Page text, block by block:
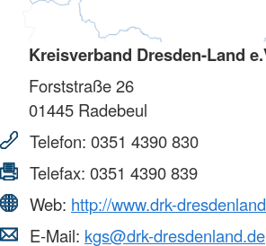
Kreisverband Dresden-Land
Forststraße 26
01445 Radebeul
Telefon: 0351 4390 830
Telefax: 0351 4390 839
Web: http://www.drk-
E-Mail: kgs@drk-dresdenland.de